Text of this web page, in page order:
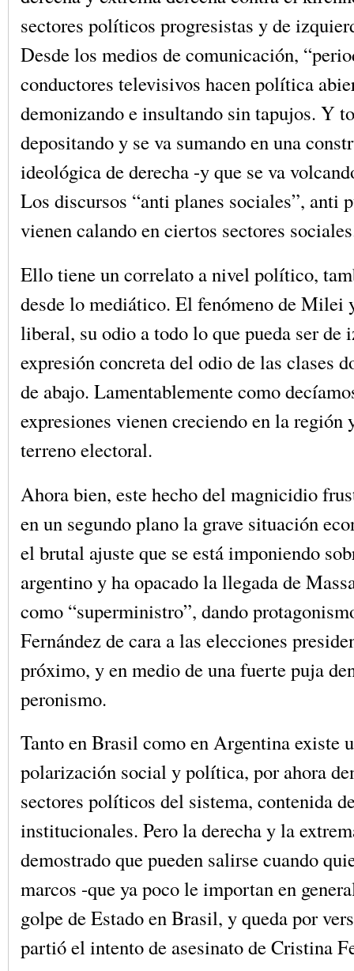
sectores políticos progresistas y de
Desde los medios de comunicación,
conductores televisivos hacen política
demonizando e insultando sin tapujos. Y
depositando y se va sumando en una
ideológica de derecha -y que se va
Los discursos “anti planes sociales”, anti
vienen calando en ciertos sectores
Ello tiene un correlato a nivel político,
desde lo mediático. El fenómeno de Milei
liberal, su odio a todo lo que pueda ser de
expresión concreta del odio de las clases
de abajo. Lamentablemente como
expresiones vienen creciendo en la región
terreno electoral.
Ahora bien, este hecho del magnicidio
en un segundo plano la grave situación
el brutal ajuste que se está imponiendo
argentino y ha opacado la llegada de
como “superministro”, dando
Fernández de cara a las elecciones
próximo, y en medio de una fuerte puja
peronismo.
Tanto en Brasil como en Argentina existe
polarización social y política, por ahora
sectores políticos del sistema, contenida
institucionales. Pero la derecha y la
demostrado que pueden salirse cuando
marcos -que ya poco le importan en
golpe de Estado en Brasil, y queda por
partió el intento de asesinato de Cristina